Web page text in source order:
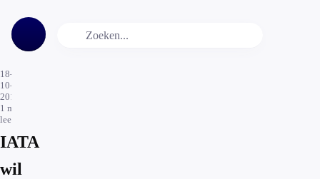
18-
10-
2016
1 min.
leestijd
IATA
wil